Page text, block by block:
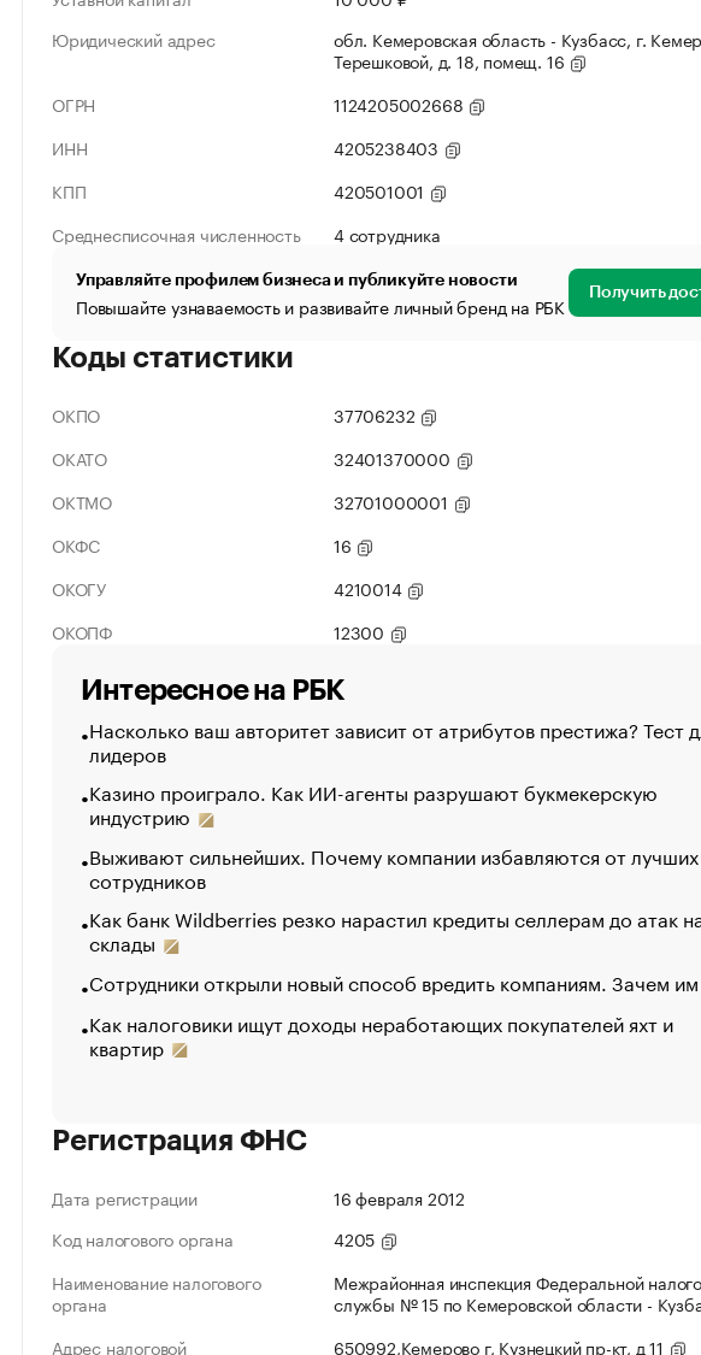
Юридический адрес
обл. Кемеровская область - Кузбасс, г.
Терешковой, д. 18, помещ. 16
ОГРН
1124205002668
ИНН
4205238403
КПП
420501001
Среднесписочная численность
4 сотрудника
Управляйте профилем бизнеса и публикуйте новости
Повышайте узнаваемость и развивайте личный бренд на РБК Получить
Коды статистики
ОКПО
37706232
ОКАТО
32401370000
ОКТМО
32701000001
ОКФС
16
ОКОГУ
4210014
ОКОПФ
12300
Интересное на РБК
Насколько ваш авторитет зависит от атрибутов престижа? Тест
лидеров
Казино проиграло. Как ИИ-агенты разрушают букмекерскую
индустрию
Выживают сильнейших. Почему компании избавляются от лучших
сотрудников
Как банк Wildberries резко нарастил кредиты селлерам до атак
склады
Сотрудники открыли новый способ вредить компаниям. Зачем
Как налоговики ищут доходы неработающих покупателей яхт и
квартир
Регистрация ФНС
Дата регистрации
16 февраля 2012
Код налогового органа
4205
Наименование налогового
органа
Межрайонная инспекция Федеральной
службы № 15 по Кемеровской области -
Адрес налоговой
650992,Кемерово г, Кузнецкий пр-кт, д 11